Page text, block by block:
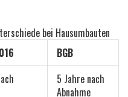
bei Hausumbauten
BGB
5 Jahre nach
Abnahme